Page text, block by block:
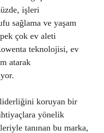
işleri
sağlama ve yaşam
çok ev aleti
teknolojisi, ev
atarak
liderliğini koruyan bir
yönelik
tanınan bu marka,